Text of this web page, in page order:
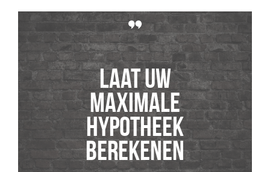
Laat uw
maximale
hypotheek
berekenen